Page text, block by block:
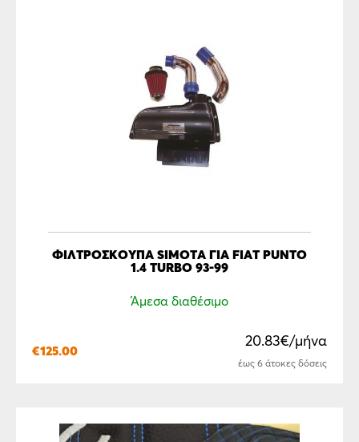
ΦΙΛΤΡΌΣΚΟΥΠΑ SIMOTA ΓΙΑ FIAT PUNTO
1.4 TURBO 93-99
Άμεσα διαθέσιμο
€125.00
20.83€/μήνα
έως 6 άτοκες δόσεις